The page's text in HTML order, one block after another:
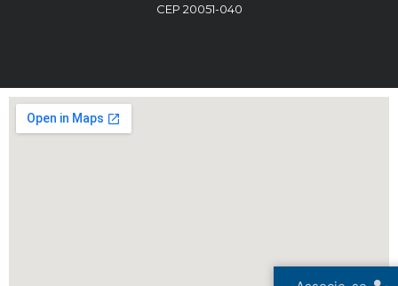
CEP 20051-040